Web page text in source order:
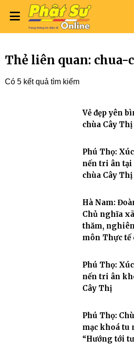
Thẻ liên quan: chua-
Có 5 kết quả tìm kiếm
Vẻ đẹp yên
chùa Cây
Phú Thọ:
nến tri ân tại
chùa Cây Thị
Hà Nam:
Chủ nghĩa
thăm,
môn Thực
Phú Thọ:
nến tri ân
Cây Thị
Phú Thọ:
mạc khoá tu
“Hướng tới